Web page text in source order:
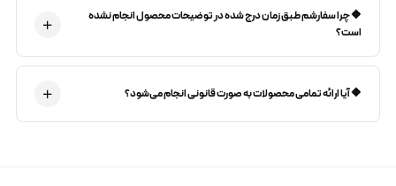
🔶 چرا سفارشم طبق زمان درج شده در توضیحات محصول انجام نشده
است؟
🔶 آیا ارائه تمامی محصولات به صورت قانونی انجام می‌شود؟